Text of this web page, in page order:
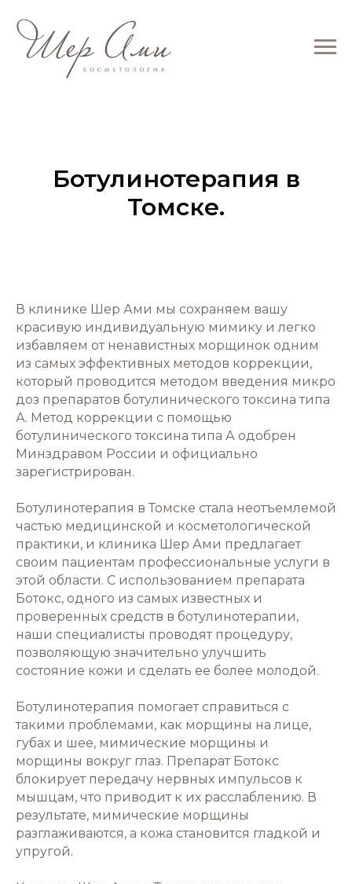
Ботулинотерапия в
Томске.
В клинике Шер Ами мы сохраняем вашу
красивую индивидуальную мимику и легко
избавляем от ненавистных морщинок одним
из самых эффективных методов коррекции,
который проводится методом введения микро
доз препаратов ботулинического токсина типа
А. Метод коррекции с помощью
ботулинического токсина типа А одобрен
Минздравом России и официально
зарегистрирован.
Ботулинотерапия в Томске стала неотъемлемой
частью медицинской и косметологической
практики, и клиника Шер Ами предлагает
своим пациентам профессиональные услуги в
этой области. С использованием препарата
Ботокс, одного из самых известных и
проверенных средств в ботулинотерапии,
наши специалисты проводят процедуру,
позволяющую значительно улучшить
состояние кожи и сделать ее более молодой.
Ботулинотерапия помогает справиться с
такими проблемами, как морщины на лице,
губах и шее, мимические морщины и
морщины вокруг глаз. Препарат Ботокс
блокирует передачу нервных импульсов к
мышцам, что приводит к их расслаблению. В
результате, мимические морщины
разглаживаются, а кожа становится гладкой и
упругой.